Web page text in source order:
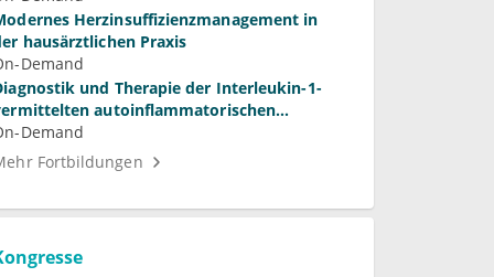
Herzinsuffizienzmanagement in
hausärztlichen Praxis
Demand
und Therapie der Interleukin-1-
autoinflammatorischen
Demand
Fortbildungen